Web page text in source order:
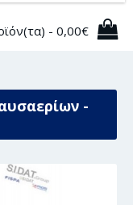
- 0,00€
-